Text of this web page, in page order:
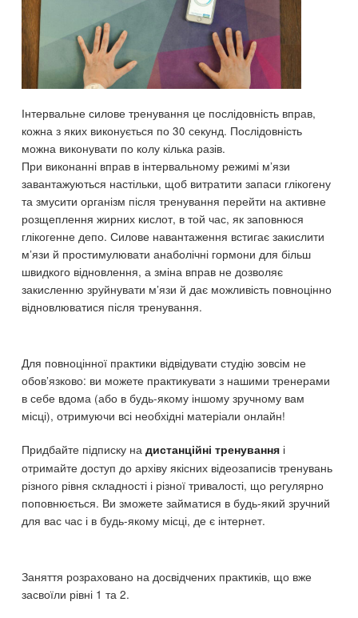
Інтервальне силове тренування це послідовність вправ,
кожна з яких виконується по 30 секунд. Послідовність
можна виконувати по колу кілька разів.
При виконанні вправ в інтервальному режимі м’язи
завантажуються настільки, щоб витратити запаси глікогену
та змусити організм після тренування перейти на активне
розщеплення жирних кислот, в той час, як заповнюся
глікогенне депо. Силове навантаження встигає закислити
м’язи й простимулювати анаболічні гормони для більш
швидкого відновлення, а зміна вправ не дозволяє
закисленню зруйнувати м’язи й дає можливість повноцінно
відновлюватися після тренування.
Для повноцінної практики відвідувати студію зовсім не
обов’язково: ви можете практикувати з нашими тренерами
в себе вдома (або в будь-якому іншому зручному вам
місці), отримуючи всі необхідні матеріали онлайн!
Придбайте підписку надистанційні тренування і
отримайте доступ до архіву якісних відеозаписів тренувань
різного рівня складності і різної тривалості, що регулярно
поповнюється. Ви зможете займатися в будь-який зручний
для вас час і в будь-якому місці, де є інтернет.
Заняття розраховано на досвідчених практиків, що вже
засвоїли рівні 1 та 2.